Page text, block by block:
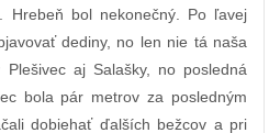
Hrebeň bol nekonečný. Po ľavej
dediny, no len nie tá naša
aj Salašky, no posledná
bola pár metrov za posledným
dobiehať ďalších bežcov a pri